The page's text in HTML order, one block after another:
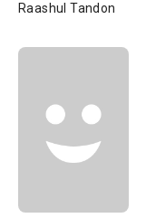
Raashul Tandon